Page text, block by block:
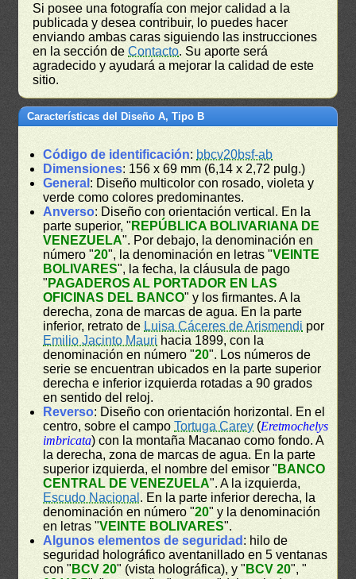
Si posee una fotografía con mejor calidad a la
publicada y desea contribuir, lo puedes hacer
enviando ambas caras siguiendo las instrucciones
en la sección deContacto. Su aporte será
agradecido y ayudará a mejorar la calidad de este
sitio.
Características del Diseño A, Tipo B
Código de identificación: bbcv20bsf-ab
Dimensiones: 156 x 69 mm (6,14 x 2,72 pulg.)
General : Diseño multicolor con rosado, violeta y
verde como colores predominantes.
Anverso: Diseño con orientación vertical. En la
parte superior, " REPÚBLICA BOLIVARIANA DE
VENEZUELA". Por debajo, la denominación en
número "20", la denominación en letras "VEINTE
BOLIVARES", la fecha, la cláusula de pago
" PAGADEROS AL PORTADOR EN LAS
OFICINAS DEL BANCO" y los firmantes. A la
derecha, zona de marcas de agua. En la parte
inferior, retrato de Luisa Cáceres de Arismendi por
Emilio Jacinto Mauri hacia 1899, con la
denominación en número "20". Los números de
serie se encuentran ubicados en la parte superior
derecha e inferior izquierda rotadas a 90 grados
en sentido del reloj.
Reverso: Diseño con orientación horizontal. En el
centro, sobre el campoTortuga Carey (Eretmochelys
imbricata) con la montaña Macanao como fondo. A
la derecha, zona de marcas de agua. En la parte
superior izquierda, el nombre del emisor " BANCO
CENTRAL DE VENEZUELA". A la izquierda,
Escudo Nacional . En la parte inferior derecha, la
denominación en número "20" y la denominación
en letras "VEINTE BOLIVARES".
Algunos elementos de seguridad : hilo de
seguridad holográfico aventanillado en 5 ventanas
con " BCV 20" (vista holográfica), y " BCV 20", "